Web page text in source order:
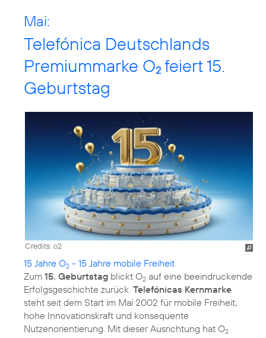
Mai:
Telefónica Deutschlands
Premiummarke O2 feiert 15.
Geburtstag
Credits: o2
15 Jahre O2 - 15 Jahre mobile Freiheit
Zum 15. Geburtstag blickt O2 auf eine beeindruckende
Erfolgsgeschichte zurück. Telefónicas Kernmarke
steht seit dem Start im Mai 2002 für mobile Freiheit,
hohe Innovationskraft und konsequente
Nutzenorientierung. Mit dieser Ausrichtung hat O2